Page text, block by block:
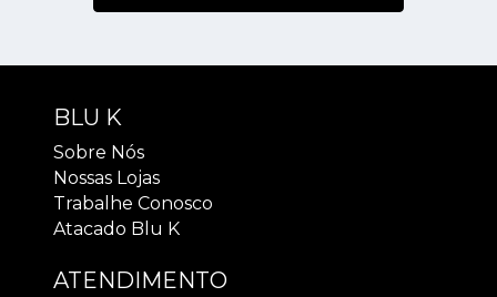
BLU K
Sobre Nós
Nossas Lojas
Trabalhe Conosco
Atacado Blu K
ATENDIMENTO